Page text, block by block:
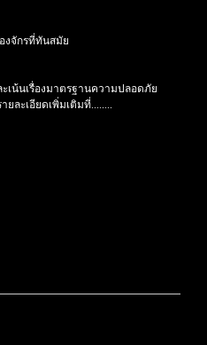
งจักรที่ทันสมัย
เน้นเรื่องมาตรฐานความปลอดภัย
ละเอียดเพิ่มเติมที่........